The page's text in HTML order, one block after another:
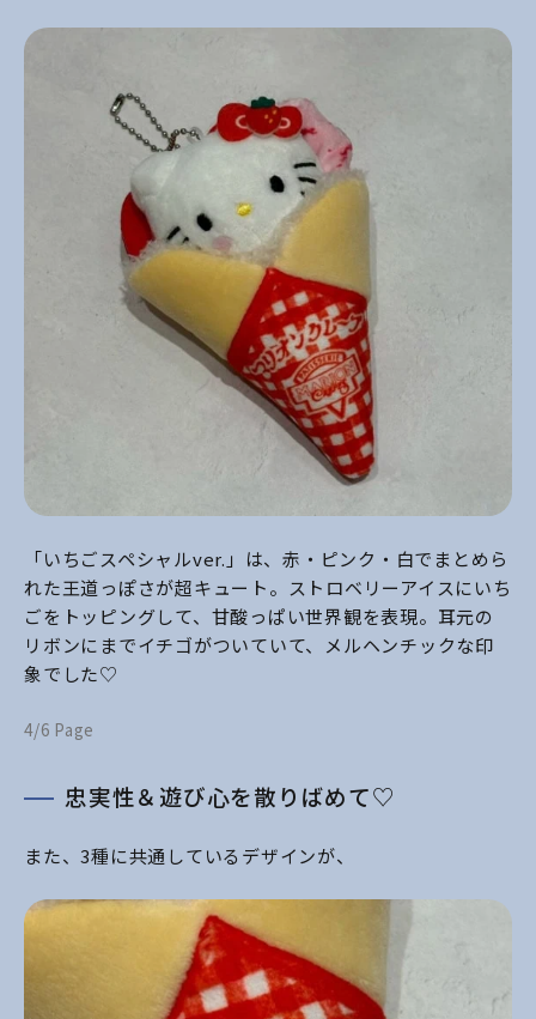
「いちごスペシャルver.」は、赤・ピンク・白でまとめら
れた王道っぽさが超キュート。ストロベリーアイスにいち
ごをトッピングして、甘酸っぱい世界観を表現。耳元の
リボンにまでイチゴがついていて、メルヘンチックな印
象でした♡
4/6 Page
忠実性＆遊び心を散りばめて♡
また、3種に共通しているデザインが、